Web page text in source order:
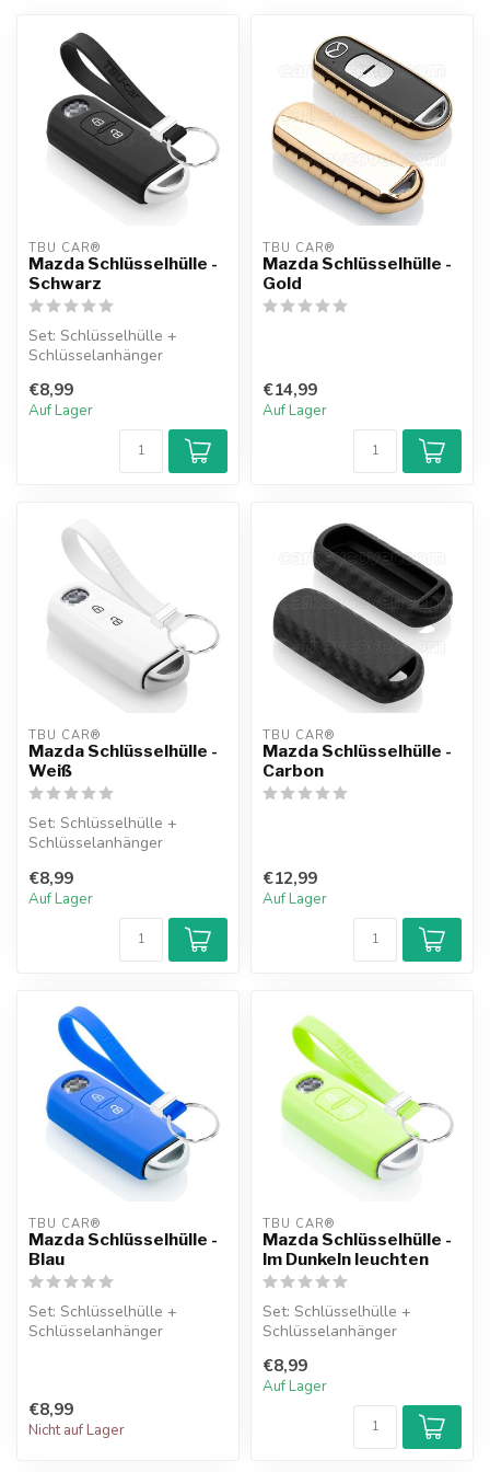
TBU CAR®
Mazda Schlüsselhülle -
Schwarz
Set: Schlüsselhülle +
Schlüsselanhänger
€8,99
Auf Lager
TBU CAR®
Mazda Schlüsselhülle -
Gold
€14,99
Auf Lager
TBU CAR®
Mazda Schlüsselhülle -
Weiß
Set: Schlüsselhülle +
Schlüsselanhänger
€8,99
Auf Lager
TBU CAR®
Mazda Schlüsselhülle -
Carbon
€12,99
Auf Lager
TBU CAR®
Mazda Schlüsselhülle -
Blau
Set: Schlüsselhülle +
Schlüsselanhänger
€8,99
Nicht auf Lager
TBU CAR®
Mazda Schlüsselhülle -
Im Dunkeln leuchten
Set: Schlüsselhülle +
Schlüsselanhänger
€8,99
Auf Lager